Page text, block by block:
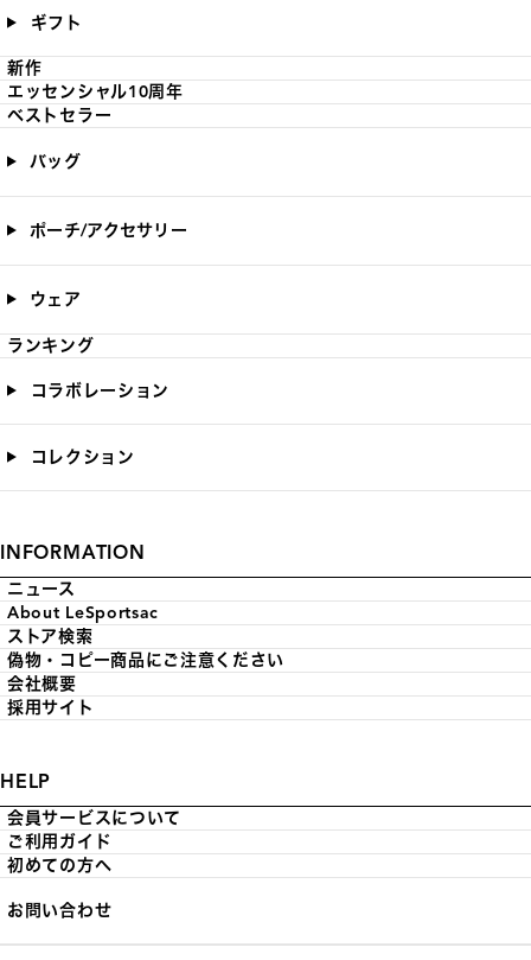
ギフト
新作
エッセンシャル10周年
ベストセラー
バッグ
ポーチ/アクセサリー
ウェア
ランキング
コラボレーション
コレクション
INFORMATION
ニュース
About LeSportsac
ストア検索
偽物・コピー商品にご注意ください
会社概要
採用サイト
HELP
会員サービスについて
ご利用ガイド
初めての方へ
お問い合わせ